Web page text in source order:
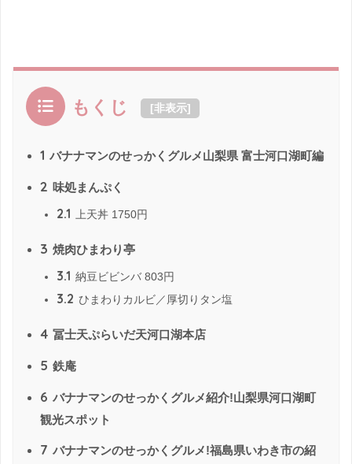
もくじ [非表示]
1 バナナマンのせっかくグルメ山梨県 富士河口湖町編
2 味処まんぷく
2.1 上天丼 1750円
3 焼肉ひまわり亭
3.1 納豆ビビンバ 803円
3.2 ひまわりカルビ／厚切りタン塩
4 冨士天ぷらいだ天河口湖本店
5 鉄庵
6 バナナマンのせっかくグルメ紹介!山梨県河口湖町
観光スポット
7 バナナマンのせっかくグルメ!福島県いわき市の紹